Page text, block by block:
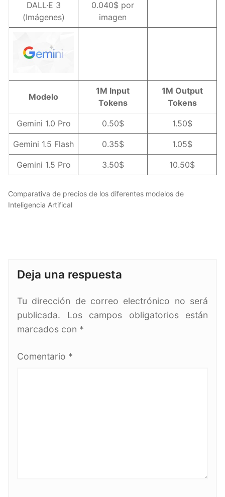
DALL·E 3
(Imágenes)
0.040$ por
imagen
Modelo
1M Input
Tokens
1M Output
Tokens
Gemini 1.0 Pro 0.50$ 1.50$
Gemini 1.5 Flash 0.35$ 1.05$
Gemini 1.5 Pro 3.50$ 10.50$
Comparativa de precios de los diferentes modelos de
Inteligencia Artifical
Deja una respuesta
Tu dirección de correo electrónico no será
publicada.
Los campos obligatorios están
marcados con *
Comentario *